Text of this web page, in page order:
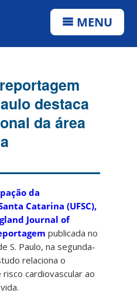
MENU
destaca
da área
da
Catarina (UFSC),
Journal of
publicada no
S. Paulo, na segunda-
relaciona o
cardiovascular ao